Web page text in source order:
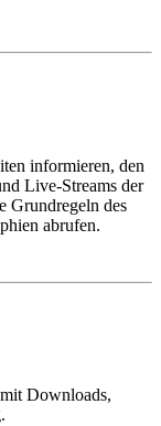
informieren, den
Live-Streams der
Grundregeln des
abrufen.
Downloads,